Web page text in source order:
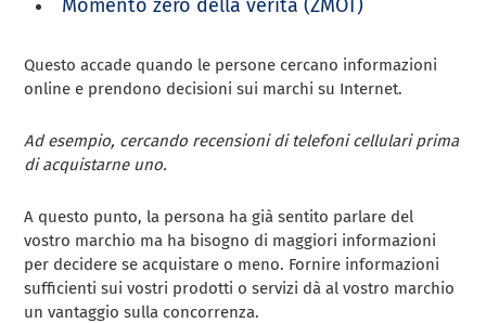
Momento zero della verità (ZMOT)
Questo accade quando le persone cercano informazioni
online e prendono decisioni sui marchi su Internet.
Ad esempio, cercando recensioni di telefoni cellulari prima
di acquistarne uno.
A questo punto, la persona ha già sentito parlare del
vostro marchio ma ha bisogno di maggiori informazioni
per decidere se acquistare o meno. Fornire informazioni
sufficienti sui vostri prodotti o servizi dà al vostro marchio
un vantaggio sulla concorrenza.